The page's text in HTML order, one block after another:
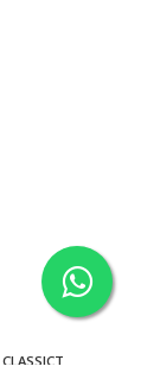
CLASSICT